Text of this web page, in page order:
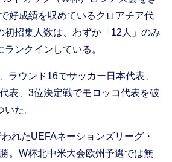
好成績を収めているクロアチア代
初招集人数は、わずか「12人」のみ
ンクインしている。
ラウンド16でサッカー日本代表、
表、3位決定戦でモロッコ代表を破
た。
れたUEFAネーションズリーグ・
。W杯北中米大会欧州予選では無